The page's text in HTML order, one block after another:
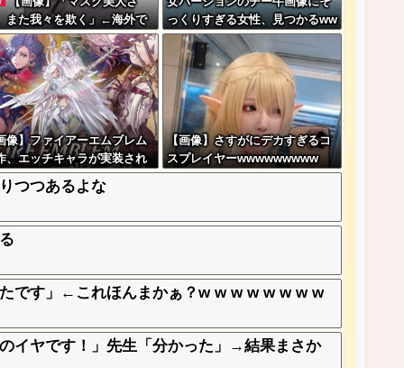
また我々を欺く」←海外で
行りだした結果がこちらw
w w w w
っくりすぎる女性、見つかるww
w
像】ファイアーエムブレム
、エッチキャラが実装され
まるｗｗｗｗｗ
【画像】さすがにデカすぎるコ
スプレイヤーwwwwwwwww
つつあるよな
です」←これほんまかぁ？w w w w w w w w
イヤです！」先生「分かった」→結果まさか